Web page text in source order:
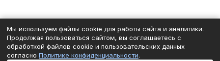
Мы используем файлы cookie для работы сайта и аналитики.
Продолжая пользоваться сайтом, вы соглашаетесь с
обработкой файлов cookie и пользовательских данных
согласно Политике конфиденциальности.